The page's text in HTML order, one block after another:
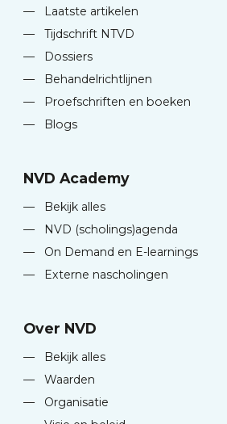
—
Laatste artikelen
—
Tijdschrift NTVD
—
Dossiers
—
Behandelrichtlijnen
—
Proefschriften en boeken
—
Blogs
NVD Academy
—
Bekijk alles
—
NVD (scholings)agenda
—
On Demand en E-learnings
—
Externe nascholingen
Over NVD
—
Bekijk alles
—
Waarden
—
Organisatie